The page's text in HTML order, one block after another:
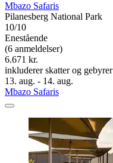
Mbazo Safaris
Pilanesberg National Park
10/10
Enestående
(6 anmeldelser)
6.671 kr.
inkluderer skatter og gebyrer
13. aug. - 14. aug.
Mbazo Safaris